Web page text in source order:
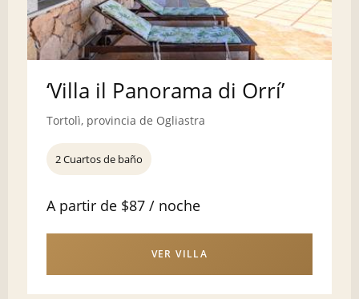
‘Villa il Panorama di Orrí’
Tortolì, provincia de Ogliastra
2 Cuartos de baño
A partir de $87 / noche
VER VILLA